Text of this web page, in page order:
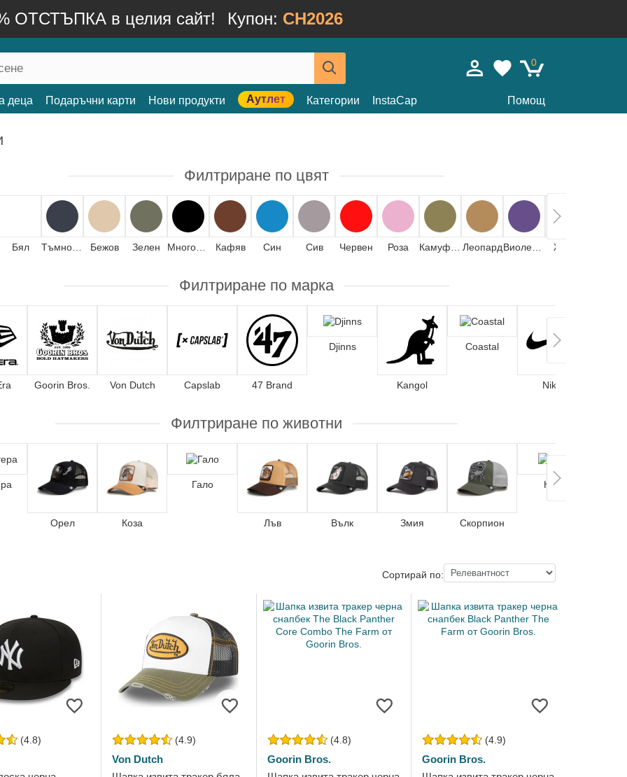
ОТСТЪПКА в целия сайт! Купон: CH2026
0
деца Подаръчни карти Нови продукти Аутлет Категории InstaCap Помощ
Филтриране по цвят
Бял Бежов Зелен Кафяв Син Сив Червен Роза Леопард Жълт
Филтриране по марка
Goorin Bros. Von Dutch Capslab 47 Brand
Djinns
Kangol
Coastal
Nike
Филтриране по животни
Орел Коза
Гало
Лъв Вълк Змия Скорпион
Кон
Сортирай по:
(4.8) (4.9)
Von Dutch
(4.8)
Goorin Bros.
(4.9)
Goorin Bros.